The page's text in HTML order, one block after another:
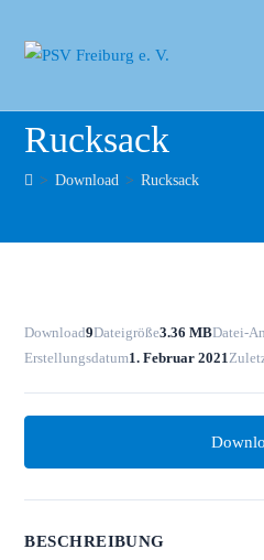
Rucksack
> Download > Rucksack
Download9Dateigröße3.36 MBDatei-
Erstellungsdatum1. Februar 2021
BESCHREIBUNG